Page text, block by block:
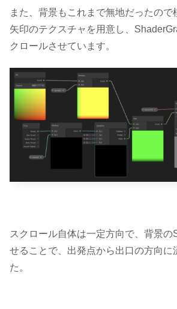
また、背景もこれまで無地だったので
矢印のテクスチャを用意し、
クロールさせています。
スクロール自体は一定方向で、背景の
せることで、出発点から出口の方向に
た。